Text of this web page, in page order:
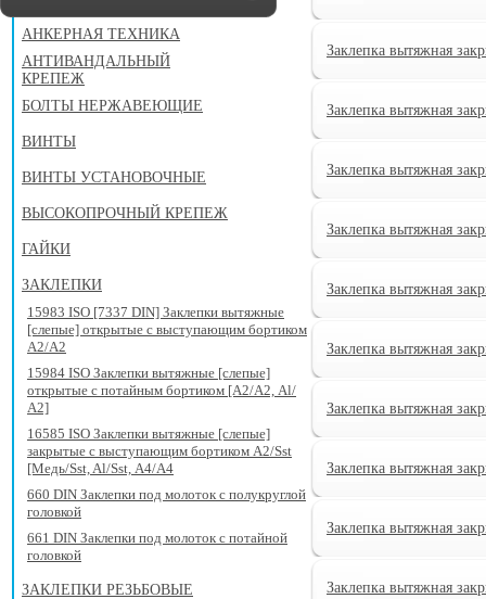
АНКЕРНАЯ ТЕХНИКА
АНТИВАНДАЛЬНЫЙ
КРЕПЕЖ
БОЛТЫ НЕРЖАВЕЮЩИЕ
ВИНТЫ
ВИНТЫ УСТАНОВОЧНЫЕ
ВЫСОКОПРОЧНЫЙ КРЕПЕЖ
ГАЙКИ
ЗАКЛЕПКИ
15983 ISO [7337 DIN] Заклепки вытяжные
[слепые] открытые с выступающим бортиком
А2/А2
15984 ISO Заклепки вытяжные [слепые]
открытые с потайным бортиком [А2/А2, Al/
А2]
16585 ISO Заклепки вытяжные [слепые]
закрытые с выступающим бортиком А2/Sst
[Медь/Sst, Al/Sst, А4/А4
660 DIN Заклепки под молоток с полукруглой
головкой
661 DIN Заклепки под молоток с потайной
головкой
ЗАКЛЕПКИ РЕЗЬБОВЫЕ
Заклепка вытяжная
Заклепка вытяжная
Заклепка вытяжная
Заклепка вытяжная
Заклепка вытяжная
Заклепка вытяжная
Заклепка вытяжная
Заклепка вытяжная
Заклепка вытяжная
Заклепка вытяжная